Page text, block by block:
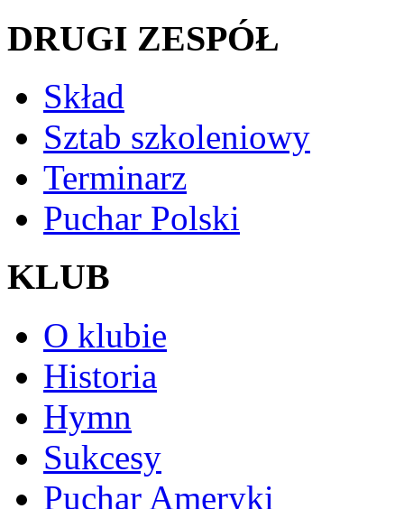
DRUGI ZESPÓŁ
Skład
Sztab szkoleniowy
Terminarz
Puchar Polski
KLUB
O klubie
Historia
Hymn
Sukcesy
Puchar Ameryki